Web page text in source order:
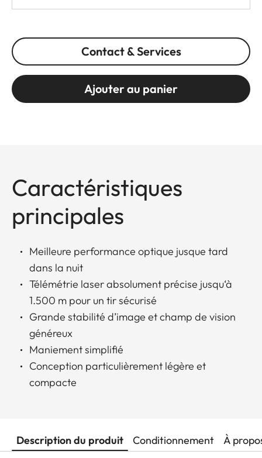
Contact & Services
Ajouter au panier
Caractéristiques
principales
Meilleure performance optique jusque tard
dans la nuit
Télémétrie laser absolument précise jusqu‘à
1.500 m pour un tir sécurisé
Grande stabilité d’image et champ de vision
généreux
Maniement simplifié
Conception particulièrement légère et
compacte
Description du produit Conditionnement À